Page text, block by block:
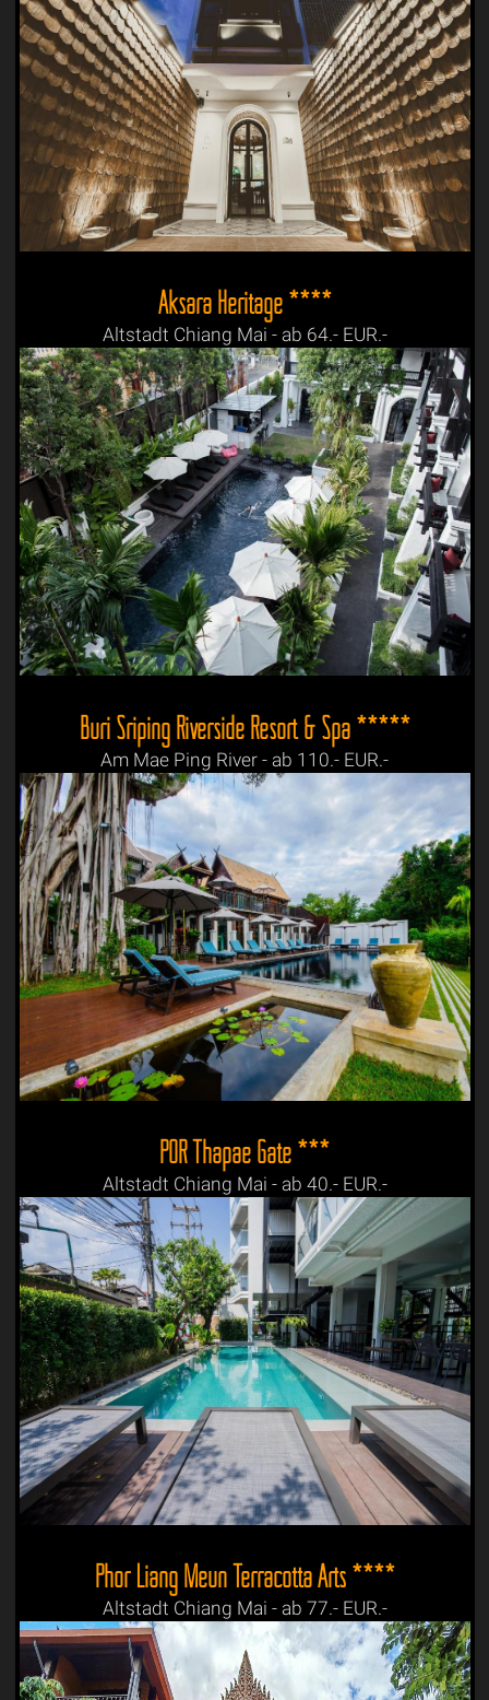
Aksara Heritage ****
Altstadt Chiang Mai - ab 64.- EUR.-
Buri Sriping Riverside Resort & Spa *****
Am Mae Ping River - ab 110.- EUR.-
POR Thapae Gate ***
Altstadt Chiang Mai - ab 40.- EUR.-
Phor Liang Meun Terracotta Arts ****
Altstadt Chiang Mai - ab 77.- EUR.-